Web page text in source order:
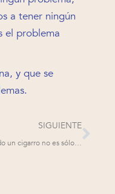
a tener ningún
el problema
y que se
SIGUIENTE
Cuando un cigarro no es sólo un cigarro